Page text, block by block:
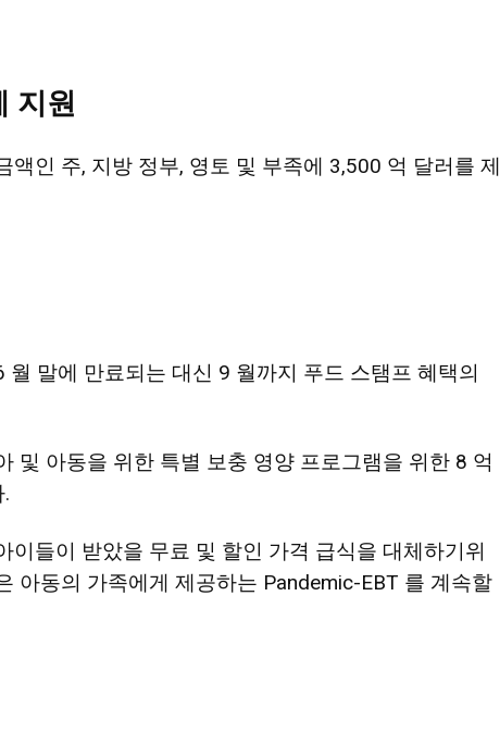
지원
액인 주, 지방 정부, 영토 및 부족에 3,500 억 달러를 제
말에 만료되는 대신 9 월까지 푸드 스탬프 혜택의
및 아동을 위한 특별 보충 영양 프로그램을 위한 8 억
이들이 받았을 무료 및 할인 가격 급식을 대체하기위
아동의 가족에게 제공하는 Pandemic-EBT 를 계속할